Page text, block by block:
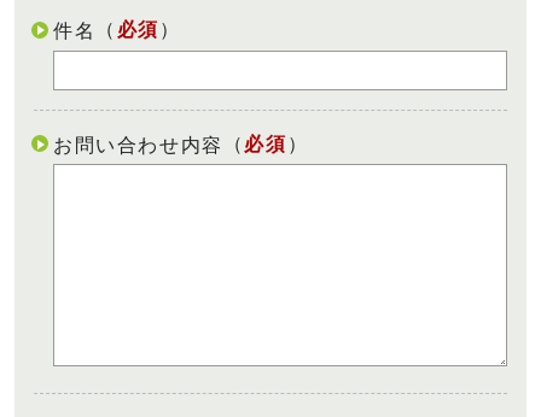
件名 （ 必須 ）
お問い合わせ内容 （ 必須 ）